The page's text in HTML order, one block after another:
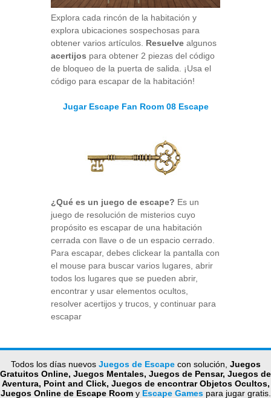
Explora cada rincón de la habitación y
explora ubicaciones sospechosas para
obtener varios artículos. Resuelve algunos
acertijos para obtener 2 piezas del código
de bloqueo de la puerta de salida. ¡Usa el
código para escapar de la habitación!
Jugar Escape Fan Room 08 Escape
¿Qué es un juego de escape? Es un
juego de resolución de misterios cuyo
propósito es escapar de una habitación
cerrada con llave o de un espacio cerrado.
Para escapar, debes clickear la pantalla con
el mouse para buscar varios lugares, abrir
todos los lugares que se pueden abrir,
encontrar y usar elementos ocultos,
resolver acertijos y trucos, y continuar para
escapar
Todos los días nuevos Juegos de Escapecon solución, Juegos
Gratuitos Online, Juegos Mentales, Juegos de Pensar, Juegos de
Aventura, Point and Click, Juegos de encontrar Objetos Ocultos,
Juegos Online de Escape Room y Escape Gamespara jugar gratis.